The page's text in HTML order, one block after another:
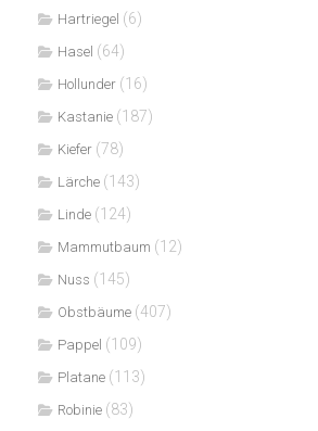
Hartriegel (6)
Hasel (64)
Hollunder (16)
Kastanie (187)
Kiefer (78)
Lärche (143)
Linde (124)
Mammutbaum (12)
Nuss (145)
Obstbäume (407)
Pappel (109)
Platane (113)
Robinie (83)